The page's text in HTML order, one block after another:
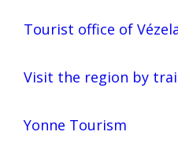
Tourist office of
Visit the region by
Yonne Tourism